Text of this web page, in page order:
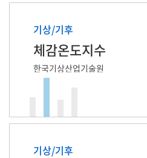
기상/기후
체감온도지수
한국기상산업기술원
기상/기후